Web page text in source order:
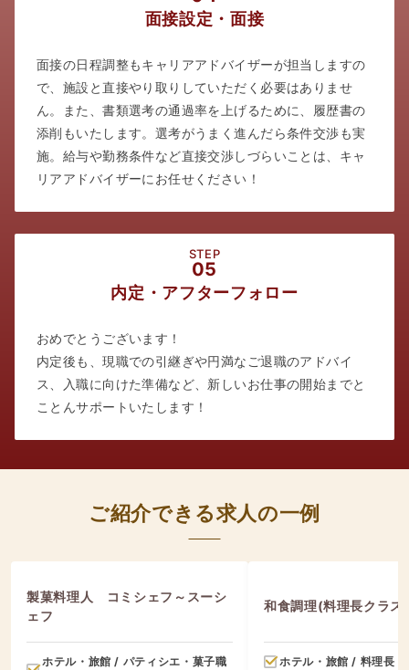
面接設定・面接
面接の日程調整もキャリアアドバイザーが担当しますの
で、施設と直接やり取りしていただく必要はありませ
ん。また、書類選考の通過率を上げるために、履歴書の
添削もいたします。選考がうまく進んだら条件交渉も実
施。給与や勤務条件など直接交渉しづらいことは、キャ
リアアドバイザーにお任せください！
STEP
05
内定・アフターフォロー
おめでとうございます！
内定後も、現職での引継ぎや円満なご退職のアドバイ
ス、入職に向けた準備など、新しいお仕事の開始までと
ことんサポートいたします！
ご紹介できる求人の一例
製菓料理人 コミシェフ～スーシ
ェフ
ホテル・旅館 / パティシエ・菓子職
和食調理(料理長クラス)
ホテル・旅館 / 料理長